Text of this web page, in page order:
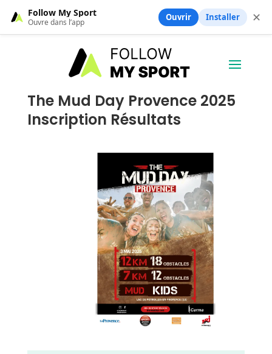
The Mud Day Provence 2025
Inscription Résultats
Follow My Sport
Ouvre dans l’app Ouvrir Installer ✕